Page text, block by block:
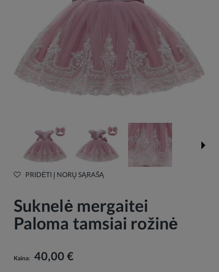
PRIDĖTI Į NORŲ SĄRAŠĄ
Suknelė mergaitei
Paloma tamsiai rožinė
Kaina: 40,00 €